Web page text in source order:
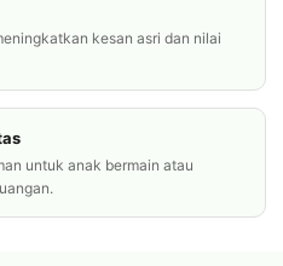
kesan asri dan nilai
untuk anak bermain atau